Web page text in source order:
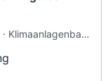
Klimaanlagenbau